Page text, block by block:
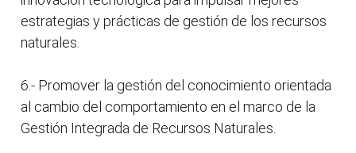
estrategias y prácticas de gestión de los recursos
naturales.
6.- Promover la gestión del conocimiento orientada
al cambio del comportamiento en el marco de la
Gestión Integrada de Recursos Naturales.